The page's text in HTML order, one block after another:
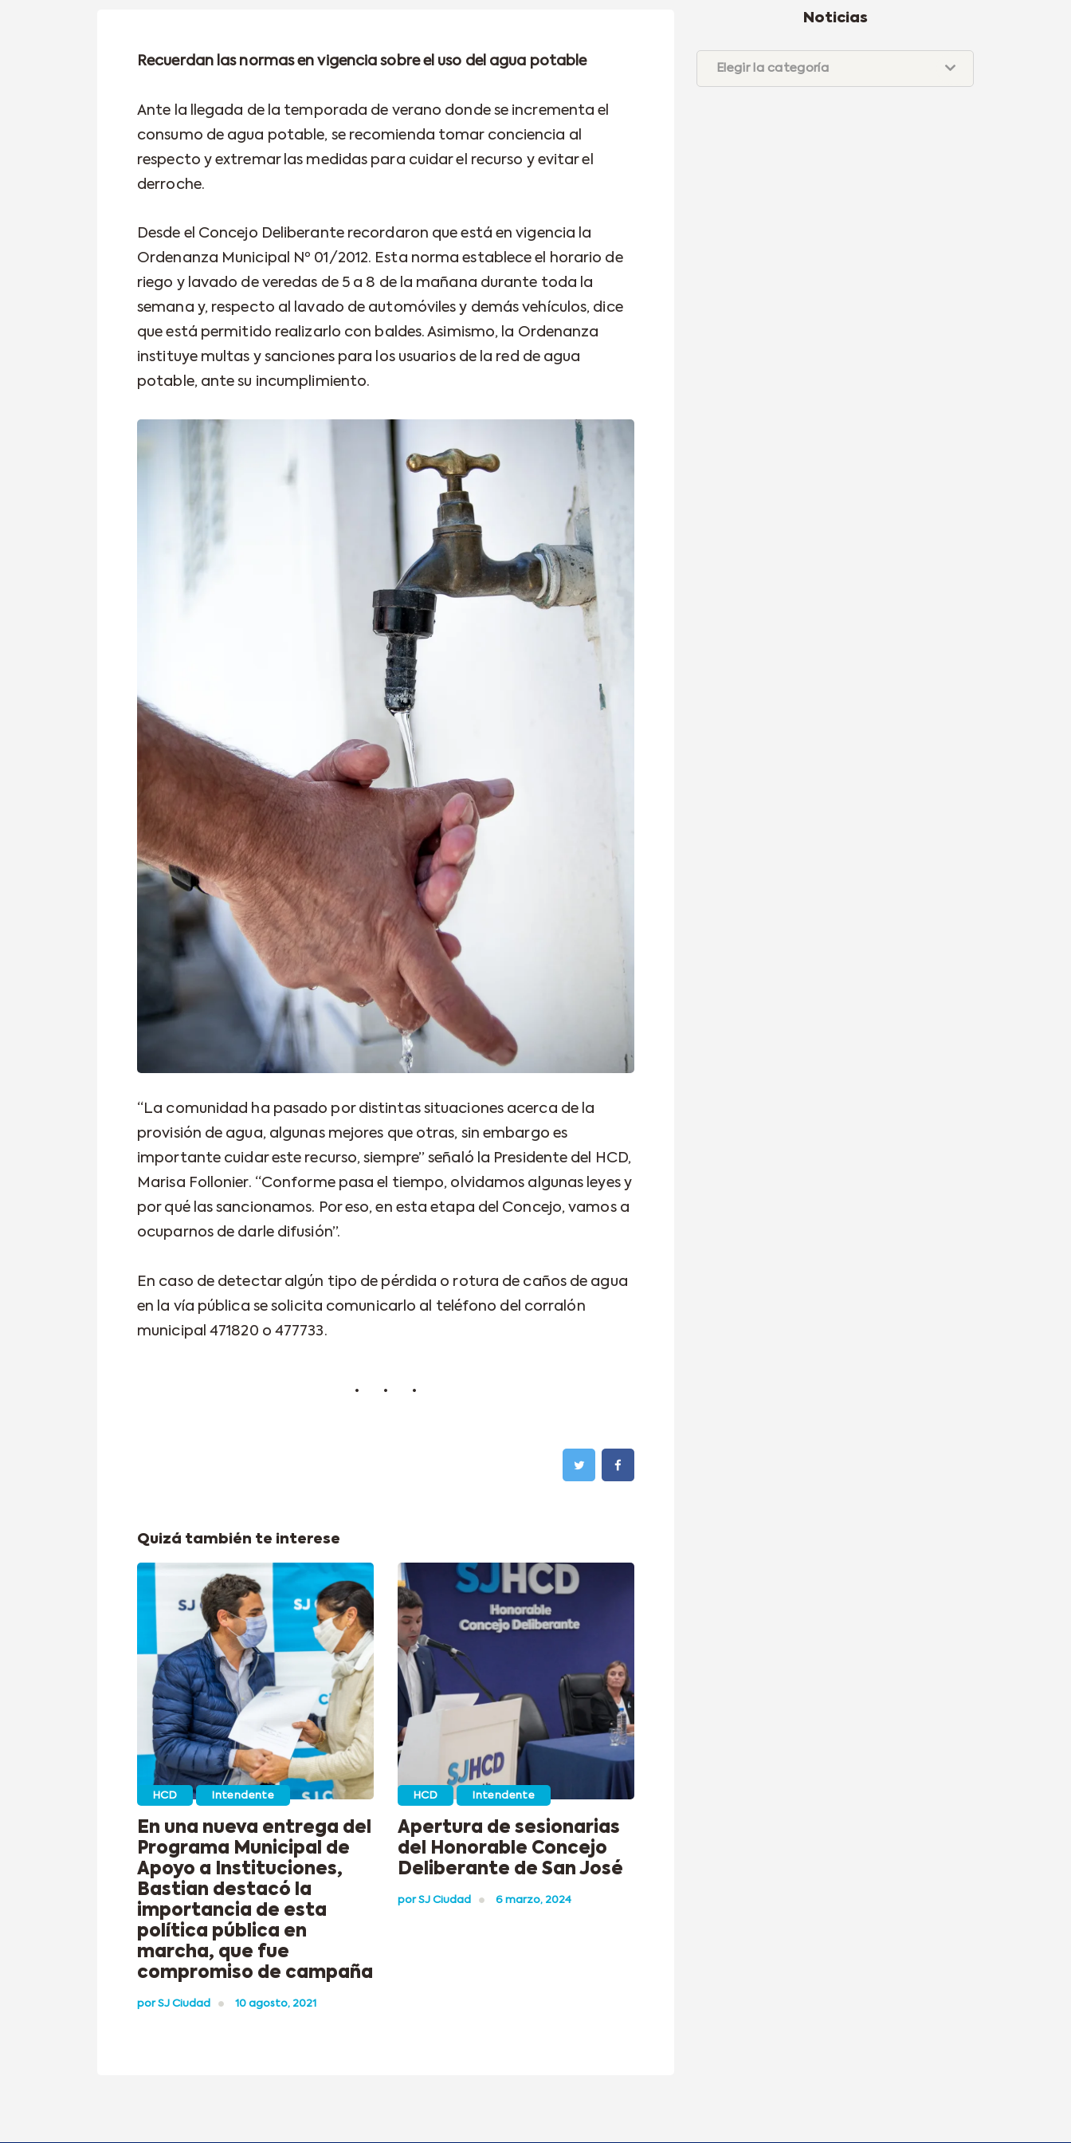
Recuerdan las normas en vigencia sobre el uso del agua potable
Ante la llegada de la temporada de verano donde se incrementa el
consumo de agua potable, se recomienda tomar conciencia al
respecto y extremar las medidas para cuidar el recurso y evitar el
derroche.
Desde el Concejo Deliberante recordaron que está en vigencia la
Ordenanza Municipal Nº 01/2012. Esta norma establece el horario de
riego y lavado de veredas de 5 a 8 de la mañana durante toda la
semana y, respecto al lavado de automóviles y demás vehículos, dice
que está permitido realizarlo con baldes. Asimismo, la Ordenanza
instituye multas y sanciones para los usuarios de la red de agua
potable, ante su incumplimiento.
“La comunidad ha pasado por distintas situaciones acerca de la
provisión de agua, algunas mejores que otras, sin embargo es
importante cuidar este recurso, siempre” señaló la Presidente del HCD,
Marisa Follonier. “Conforme pasa el tiempo, olvidamos algunas leyes y
por qué las sancionamos. Por eso, en esta etapa del Concejo, vamos a
ocuparnos de darle difusión”.
En caso de detectar algún tipo de pérdida o rotura de caños de agua
en la vía pública se solicita comunicarlo al teléfono del corralón
municipal 471820 o 477733.
Quizá también te interese
HCD Intendente
En una nueva entrega del
Programa Municipal de
Apoyo a Instituciones,
Bastian destacó la
importancia de esta
política pública en
marcha, que fue
compromiso de campaña
porSJ Ciudad 10 agosto, 2021
HCD Intendente
Apertura de sesionarias
del Honorable Concejo
Deliberante de San José
porSJ Ciudad 6 marzo, 2024
Noticias